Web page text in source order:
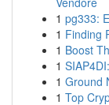
1 pg333:
1 Finding
1 Boost
1
1 Ground
1 Top